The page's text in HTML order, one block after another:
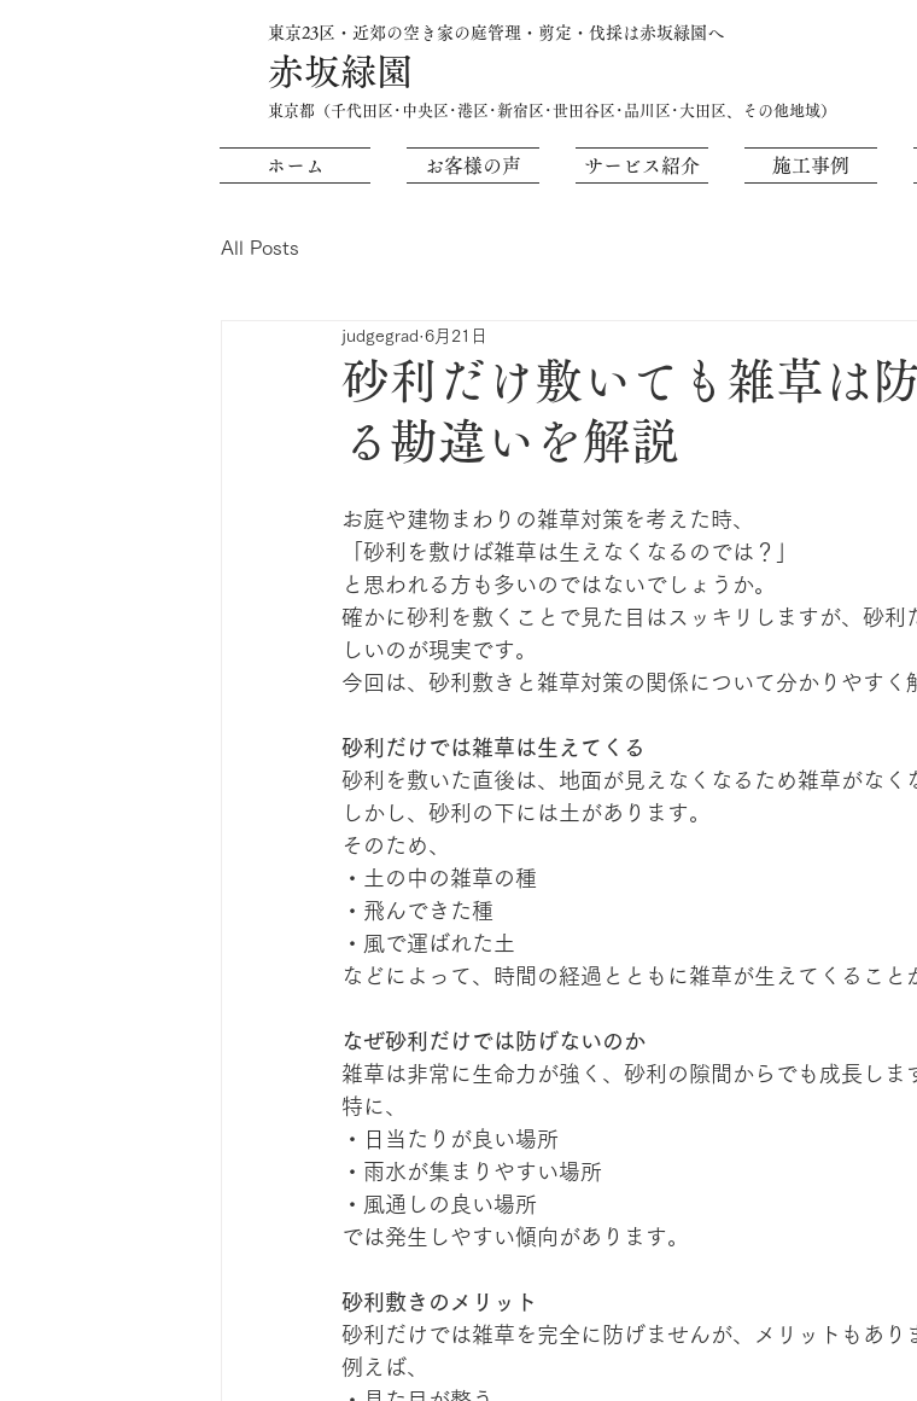
東京23区・近郊の空き家の庭管理・剪定・伐採は赤坂緑園へ
赤坂緑園
​東京都（千代田区･中央区･港区･新宿区･世田谷区･品川区･大田区、その他地域）
ホーム お客様の声 サービス紹介 施工事例
All Posts
砂利だけ敷いても雑草は
る勘違いを解説
judgegrad 6月21日
お庭や建物まわりの雑草対策を考えた時、
「砂利を敷けば雑草は生えなくなるのでは？」
と思われる方も多いのではないでしょうか。
確かに砂利を敷くことで見た目はスッキリしますが、砂利
しいのが現実です。
今回は、砂利敷きと雑草対策の関係について分かりやすく
砂利だけでは雑草は生えてくる
砂利を敷いた直後は、地面が見えなくなるため雑草がなく
しかし、砂利の下には土があります。
そのため、
・土の中の雑草の種
・飛んできた種
・風で運ばれた土
などによって、時間の経過とともに雑草が生えてくること
なぜ砂利だけでは防げないのか
雑草は非常に生命力が強く、砂利の隙間からでも成長しま
特に、
・日当たりが良い場所
・雨水が集まりやすい場所
・風通しの良い場所
では発生しやすい傾向があります。
砂利敷きのメリット
砂利だけでは雑草を完全に防げませんが、メリットもあり
例えば、